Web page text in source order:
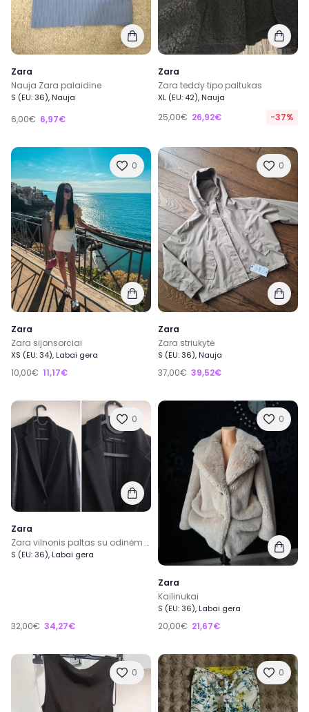
Zara
Nauja Zara palaidine
S (EU: 36), Nauja
6,00€ 6,97€
Zara
Zara teddy tipo paltukas
XL (EU: 42), Nauja
25,00€ 26,92€ -37%
0
Zara
Zara sijonsorciai
XS (EU: 34), Labai gera
10,00€ 11,17€
0
Zara
Zara striukytė
S (EU: 36), Nauja
37,00€ 39,52€
0
Zara
Zara vilnonis paltas su odinėm rankovėm
S (EU: 36), Labai gera
32,00€ 34,27€
0
Zara
Kailinukai
S (EU: 36), Labai gera
20,00€ 21,67€
0 0